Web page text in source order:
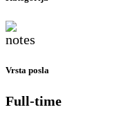
Vrsta posla
Full-time